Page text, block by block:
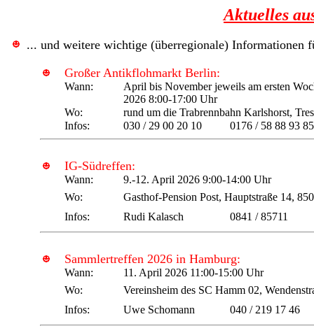
Aktuelles
... und weitere wichtige (überregionale) Informationen
Großer Antikflohmarkt Berlin:
Wann:
April bis November jeweils am ersten
2026 8:00-17:00 Uhr
Wo:
rund um die Trabrennbahn Karlshorst,
Infos:
030 / 29 00 20 10 0176 / 58 88 93 85
IG-Südreffen:
Wann:
9.-12. April 2026 9:00-14:00 Uhr
Wo:
Gasthof-Pension Post, Hauptstraße 14,
Infos:
Rudi Kalasch 0841 / 85711
Sammlertreffen 2026 in Hamburg:
Wann:
11. April 2026 11:00-15:00 Uhr
Wo:
Vereinsheim des SC Hamm 02,
Infos:
Uwe Schomann 040 / 219 17 46